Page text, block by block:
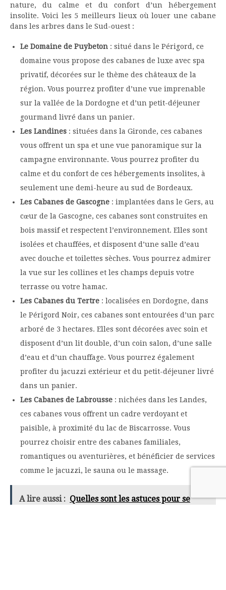
nature, du calme et du confort d’un hébergement
insolite. Voici les 5 meilleurs lieux où louer une cabane
dans les arbres dans le Sud-ouest :
Le Domaine de Puybeton : situé dans le Périgord, ce
domaine vous propose des cabanes de luxe avec spa
privatif, décorées sur le thème des châteaux de la
région. Vous pourrez profiter d’une vue imprenable
sur la vallée de la Dordogne et d’un petit-déjeuner
gourmand livré dans un panier.
Les Landines : situées dans la Gironde, ces cabanes
vous offrent un spa et une vue panoramique sur la
campagne environnante. Vous pourrez profiter du
calme et du confort de ces hébergements insolites, à
seulement une demi-heure au sud de Bordeaux.
Les Cabanes de Gascogne : implantées dans le Gers, au
cœur de la Gascogne, ces cabanes sont construites en
bois massif et respectent l’environnement. Elles sont
isolées et chauffées, et disposent d’une salle d’eau
avec douche et toilettes sèches. Vous pourrez admirer
la vue sur les collines et les champs depuis votre
terrasse ou votre hamac.
Les Cabanes du Tertre : localisées en Dordogne, dans
le Périgord Noir, ces cabanes sont entourées d’un parc
arboré de 3 hectares. Elles sont décorées avec soin et
disposent d’un lit double, d’un coin salon, d’une salle
d’eau et d’un chauffage. Vous pourrez également
profiter du jacuzzi extérieur et du petit-déjeuner livré
dans un panier.
Les Cabanes de Labrousse : nichées dans les Landes,
ces cabanes vous offrent un cadre verdoyant et
paisible, à proximité du lac de Biscarrosse. Vous
pourrez choisir entre des cabanes familiales,
romantiques ou aventurières, et bénéficier de services
comme le jacuzzi, le sauna ou le massage.
A lire aussi : Quelles sont les astuces pour se